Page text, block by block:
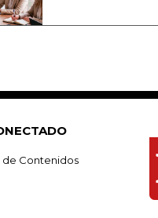
de Contenidos